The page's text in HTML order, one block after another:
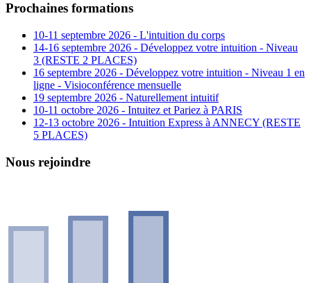
Prochaines formations
10-11 septembre 2026 - L'intuition du corps
14-16 septembre 2026 - Développez votre intuition - Niveau
3 (RESTE 2 PLACES)
16 septembre 2026 - Développez votre intuition - Niveau 1 en
ligne - Visioconférence mensuelle
19 septembre 2026 - Naturellement intuitif
10-11 octobre 2026 - Intuitez et Pariez à PARIS
12-13 octobre 2026 - Intuition Express à ANNECY (RESTE
5 PLACES)
Nous rejoindre